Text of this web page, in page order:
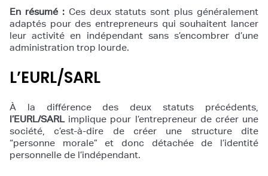
En résumé :Ces deux statuts sont plus généralement
adaptés pour des entrepreneurs qui souhaitent lancer
leur activité en indépendant sans s’encombrer d’une
administration trop lourde.
L’EURL/SARL
À la différence des deux statuts précédents,
l’EURL/SARLimplique pour l’entrepreneur de créer une
société, c’est-à-dire de créer une structure dite
“personne morale” et donc détachée de l’identité
personnelle de l’indépendant.